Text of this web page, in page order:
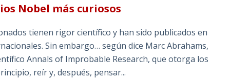
Nobel más curiosos
tienen rigor científico y han sido publicados en
Sin embargo… según dice Marc Abrahams,
Annals of Improbable Research, que otorga los
reír y, después, pensar...